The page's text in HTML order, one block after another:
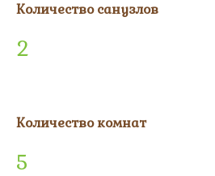
Количество санузлов
2
Количество комнат
5